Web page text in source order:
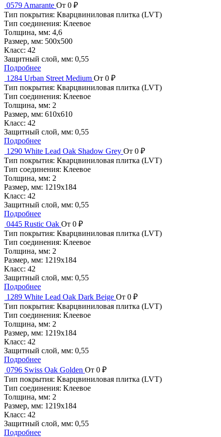
0579 Amarante От 0 ₽
Тип покрытия: Кварцвиниловая плитка (LVT)
Тип соединения: Клеевое
Толщина, мм: 4,6
Размер, мм: 500x500
Класс: 42
Защитный слой, мм: 0,55
Подробнее
1284 Urban Street Medium От 0 ₽
Тип покрытия: Кварцвиниловая плитка (LVT)
Тип соединения: Клеевое
Толщина, мм: 2
Размер, мм: 610x610
Класс: 42
Защитный слой, мм: 0,55
Подробнее
1290 White Lead Oak Shadow Grey От 0 ₽
Тип покрытия: Кварцвиниловая плитка (LVT)
Тип соединения: Клеевое
Толщина, мм: 2
Размер, мм: 1219x184
Класс: 42
Защитный слой, мм: 0,55
Подробнее
0445 Rustic Oak От 0 ₽
Тип покрытия: Кварцвиниловая плитка (LVT)
Тип соединения: Клеевое
Толщина, мм: 2
Размер, мм: 1219x184
Класс: 42
Защитный слой, мм: 0,55
Подробнее
1289 White Lead Oak Dark Beige От 0 ₽
Тип покрытия: Кварцвиниловая плитка (LVT)
Тип соединения: Клеевое
Толщина, мм: 2
Размер, мм: 1219x184
Класс: 42
Защитный слой, мм: 0,55
Подробнее
0796 Swiss Oak Golden От 0 ₽
Тип покрытия: Кварцвиниловая плитка (LVT)
Тип соединения: Клеевое
Толщина, мм: 2
Размер, мм: 1219x184
Класс: 42
Защитный слой, мм: 0,55
Подробнее